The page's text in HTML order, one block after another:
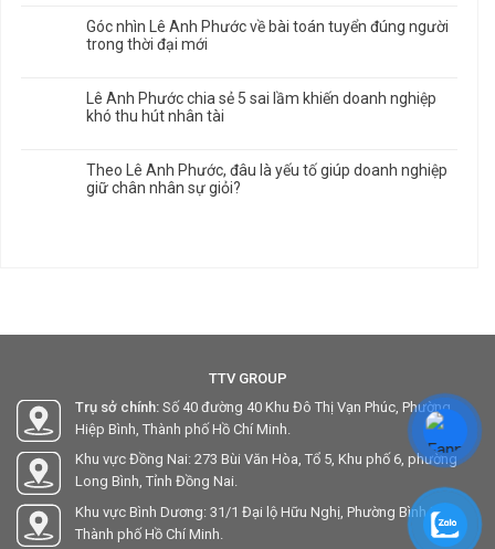
Góc nhìn Lê Anh Phước về bài toán tuyển đúng người
trong thời đại mới
Lê Anh Phước chia sẻ 5 sai lầm khiến doanh nghiệp
khó thu hút nhân tài
Theo Lê Anh Phước, đâu là yếu tố giúp doanh nghiệp
giữ chân nhân sự giỏi?
TTV GROUP
Trụ sở chính: Số 40 đường 40 Khu Đô Thị Vạn Phúc, Phường
Hiệp Bình, Thành phố Hồ Chí Minh.
Khu vực Đồng Nai: 273 Bùi Văn Hòa, Tổ 5, Khu phố 6, phường
Long Bình, Tỉnh Đồng Nai.
Khu vực Bình Dương: 31/1 Đại lộ Hữu Nghị, Phường Bình Hòa,
Thành phố Hồ Chí Minh.